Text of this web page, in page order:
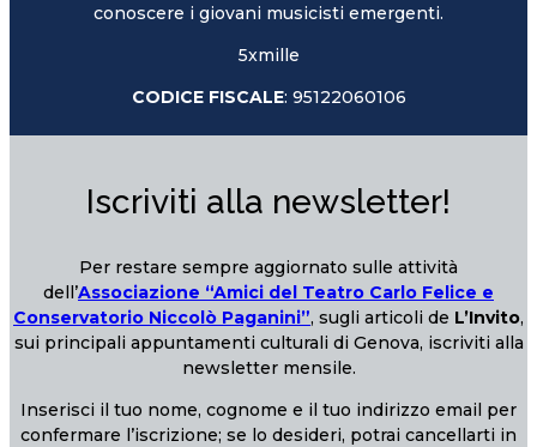
conoscere i giovani musicisti emergenti.
5xmille
CODICE FISCALE: 95122060106
Iscriviti alla newsletter!
Per restare sempre aggiornato sulle attività
dell’Associazione “Amici del Teatro Carlo Felice e
Conservatorio Niccolò Paganini”, sugli articoli de L’Invito,
sui principali appuntamenti culturali di Genova, iscriviti alla
newsletter mensile.
Inserisci il tuo nome, cognome e il tuo indirizzo email per
confermare l’iscrizione; se lo desideri, potrai cancellarti in